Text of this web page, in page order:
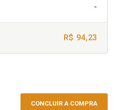
-
R$ 94,23
CONCLUIR A COMPRA